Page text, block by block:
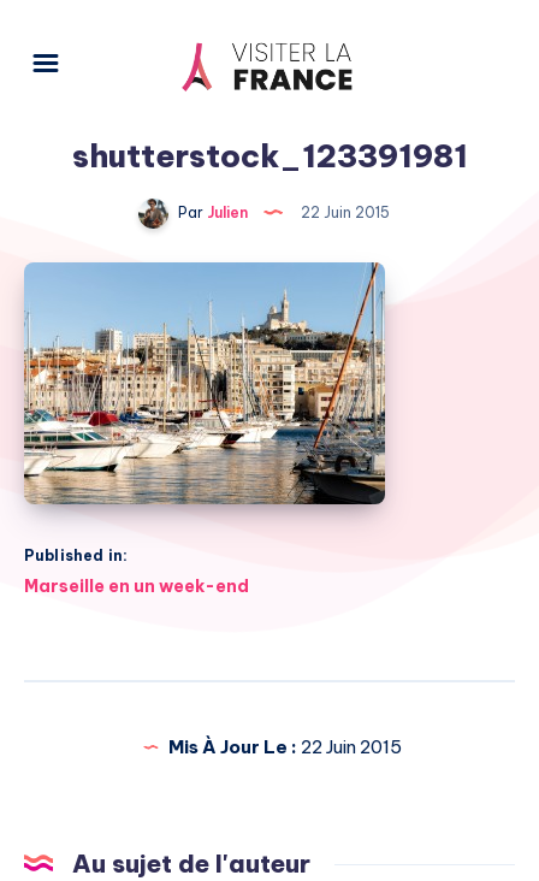
shutterstock_123391981
ParJulien 22 Juin 2015
Published in:
Navigation
Marseille en un week-end
Mis À Jour Le : 22 Juin 2015
Au sujet de l'auteur